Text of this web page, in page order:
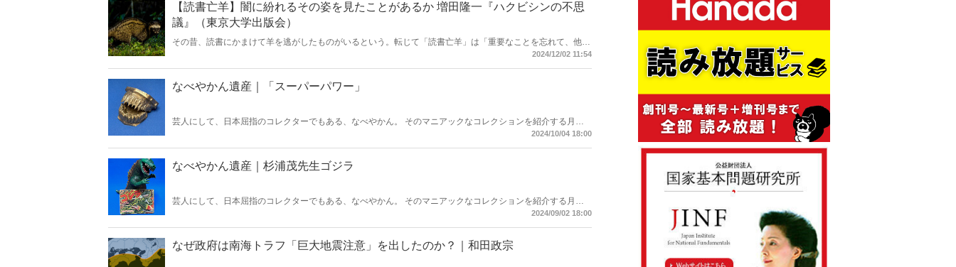
【読書亡羊】闇に紛れるその姿を見たことがあるか 増田隆一『ハクビシンの不思
議』（東京大学出版会）
その昔、読書にかまけて羊を逃がしたものがいるという。転じて「読書亡羊」は「重要なことを忘れて、他の
ことに夢中になること」を指す四字熟語になった。だが時に仕事を放り出してでも、読むべき本がある。元月
2024/12/02 11:54
なべやかん遺産｜「スーパーパワー」
芸人にして、日本屈指のコレクターでもある、なべやかん。 そのマニアックなコレクションを紹介する月刊
『Hanada』の好評連載「なべやかん遺産」がますますパワーアップして「Hanadaプラス」にお引越し！ 今
2024/10/04 18:00
なべやかん遺産｜杉浦茂先生ゴジラ
芸人にして、日本屈指のコレクターでもある、なべやかん。 そのマニアックなコレクションを紹介する月刊
『Hanada』の好評連載「なべやかん遺産」がますますパワーアップして「Hanadaプラス」にお引越し！ 今
2024/09/02 18:00
なぜ政府は南海トラフ「巨大地震注意」を出したのか？｜和田政宗